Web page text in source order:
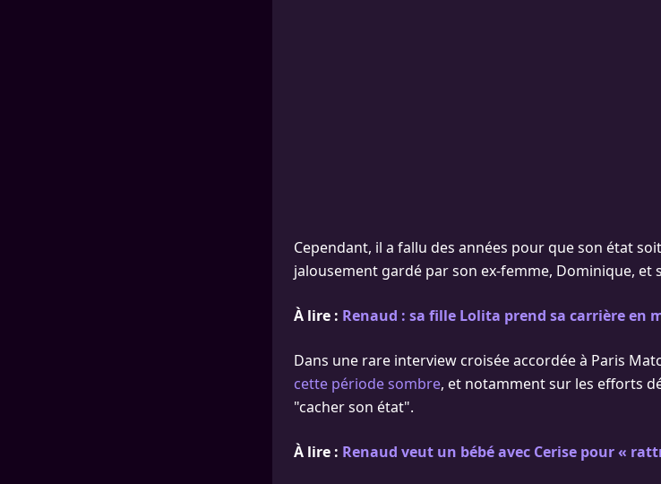
Cependant, il a fallu des années pour que son état
jalousement gardé par son ex-femme, Dominique, et
À lire : Renaud : sa fille Lolita prend sa carrière en
Dans une rare interview croisée accordée à Paris
cette période sombre, et notamment sur les efforts
"cacher son état".
À lire : Renaud veut un bébé avec Cerise pour «